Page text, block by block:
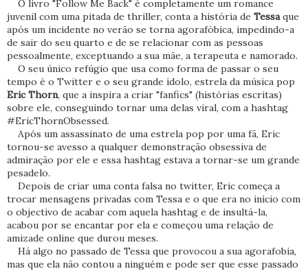
O livro "Follow Me Back" é completamente um romance
juvenil com uma pitada de thriller, conta a história de Tessaque
após um incidente no verão se torna agorafóbica, impedindo-a
de sair do seu quarto e de se relacionar com as pessoas
pessoalmente, exceptuando a sua mãe, a terapeuta e namorado.
O seu único refúgio que usa como forma de passar o seu
tempo é o Twitter e o seu grande ídolo, estrela da música pop
Eric Thorn, que a inspira a criar "fanfics" (histórias escritas)
sobre ele, conseguindo tornar uma delas viral, com a hashtag
#EricThornObsessed.
Após um assassinato de uma estrela pop por uma fã, Eric
tornou-se avesso a qualquer demonstração obsessiva de
admiração por ele e essa hashtag estava a tornar-se um grande
pesadelo.
Depois de criar uma conta falsa no twitter, Eric começa a
trocar mensagens privadas com Tessa e o que era no início com
o objectivo de acabar com aquela hashtag e de insultá-la,
acabou por se encantar por ela e começou uma relação de
amizade online que durou meses.
Há algo no passado de Tessa que provocou a sua agorafobia,
mas que ela não contou a ninguém e pode ser que esse passado